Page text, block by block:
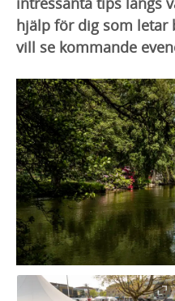
hjälp för dig som letar
vill se kommande